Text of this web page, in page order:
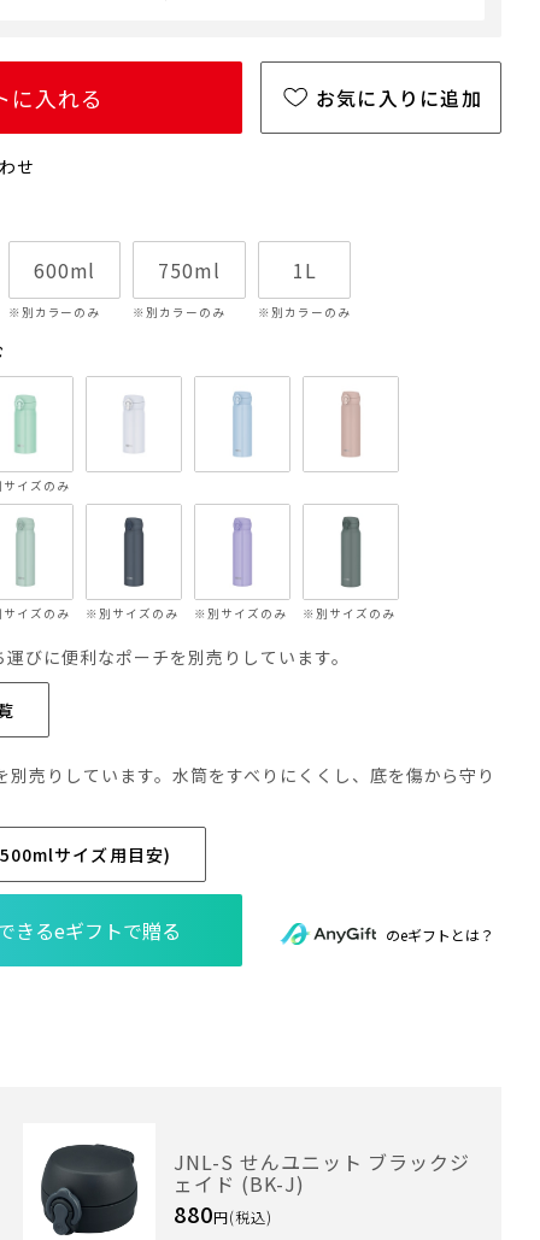
に入れる お気に入りに追加
せ
600ml
※別カラーのみ
750ml
※別カラーのみ
1L
※別カラーのみ
イズのみ
イズのみ ※別サイズのみ ※別サイズのみ ※別サイズのみ
びに便利なポーチを別売りしています。
売りしています。水筒をすべりにくくし、底を傷から守り
サイズ用目安)
のeギフトとは？
JNL-S せんユニット ブラックジ
ェイド (BK-J)
880円(税込)